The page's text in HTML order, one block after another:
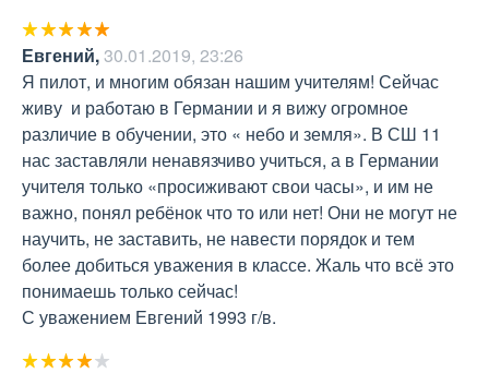
Евгений,30.01.2019, 23:26
Я пилот, и многим обязан нашим учителям! Сейчас
живу  и работаю в Германии и я вижу огромное
различие в обучении, это « небо и земля». В СШ 11
нас заставляли ненавязчиво учиться, а в Германии
учителя только «просиживают свои часы», и им не
важно, понял ребёнок что то или нет! Они не могут не
научить, не заставить, не навести порядок и тем
более добиться уважения в классе. Жаль что всё это
понимаешь только сейчас!
С уважением Евгений 1993 г/в.